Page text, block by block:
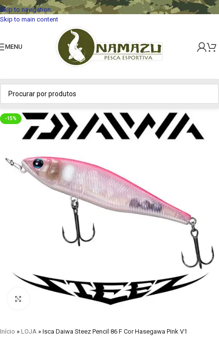
Skip to navigation
Skip to main content
MENU
-15%
Clique para visualizar
Início » LOJA » Isca Daiwa Steez Pencil 86 F Cor Hasegawa Pink V1